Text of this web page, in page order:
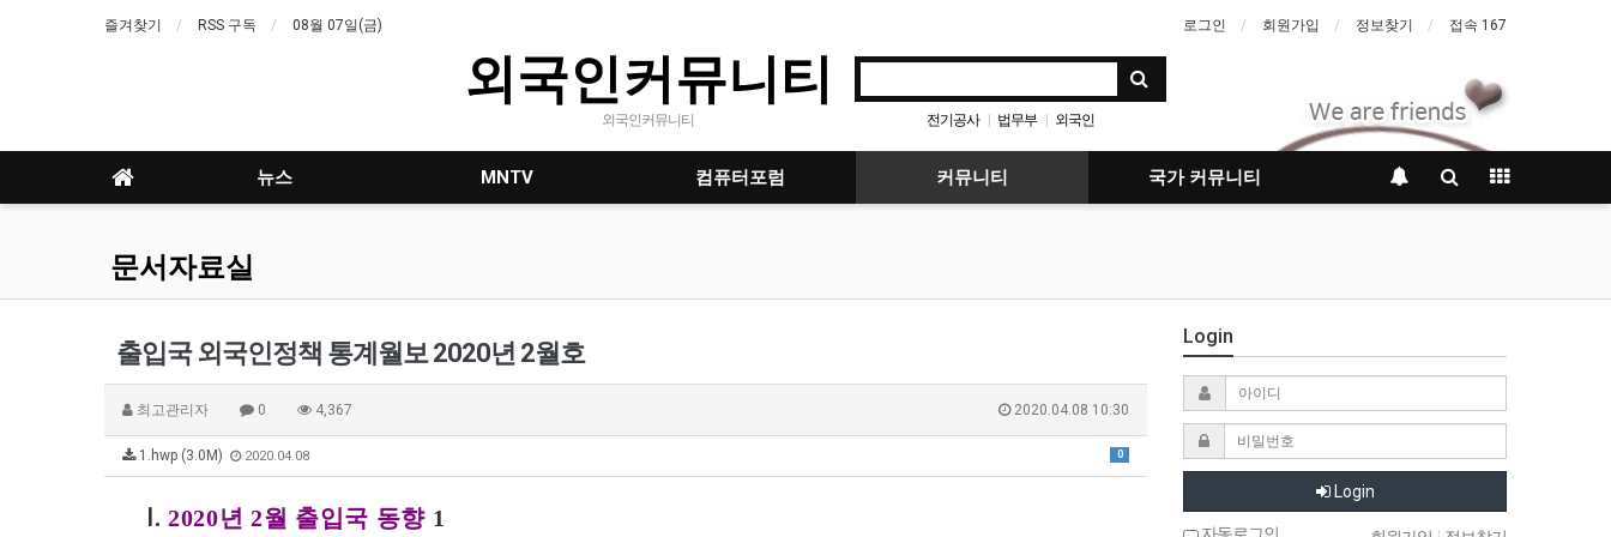
즐겨찾기 RSS 구독 08월 07일(금) 로그인 회원가입 정보찾기 접속 167
외국인커뮤니티
외국인커뮤니티 전기공사 법무부 외국인
뉴스 MNTV 컴퓨터포럼 커뮤니티 국가 커뮤니티
문서자료실
출입국 외국인정책 통계월보 2020년 2월호
최고관리자 0 4,367 2020.04.08 10:30
0
1.hwp (3.0M) 2020.04.08
Ⅰ.2020년2월 출입국 동향 1
Login
Login